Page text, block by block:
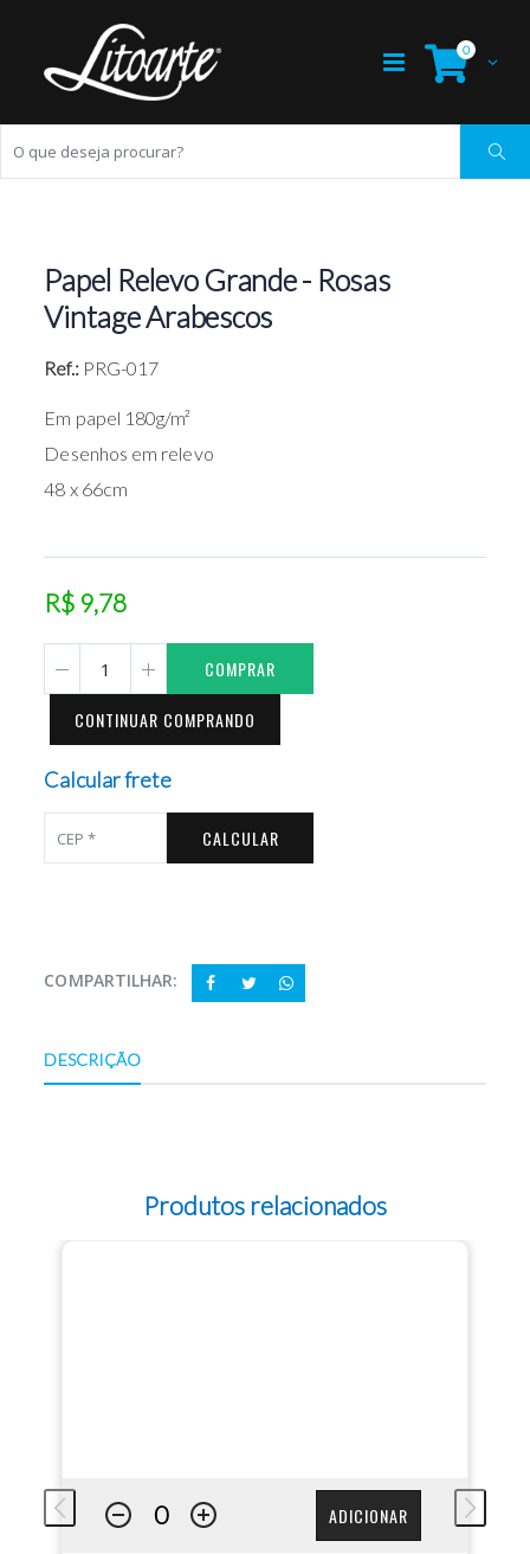
0
Papel Relevo Grande - Rosas
Vintage Arabescos
Ref.: PRG-017
Em papel 180g/m²
Desenhos em relevo
48 x 66cm
R$ 9,78
COMPRAR
CONTINUAR COMPRANDO
Calcular frete
CALCULAR
COMPARTILHAR:
DESCRIÇÃO
Produtos relacionados
ADICIONAR